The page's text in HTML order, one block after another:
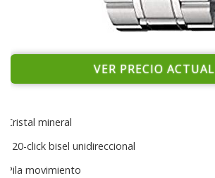
VER PRECIO ACTUAL
Cristal mineral
120-click bisel unidireccional
Pila movimiento